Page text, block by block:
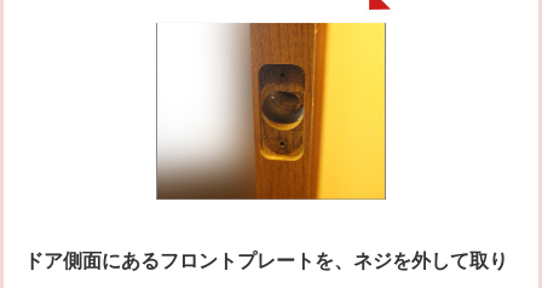
ドア側面にあるフロントプレートを、ネジを外して取り